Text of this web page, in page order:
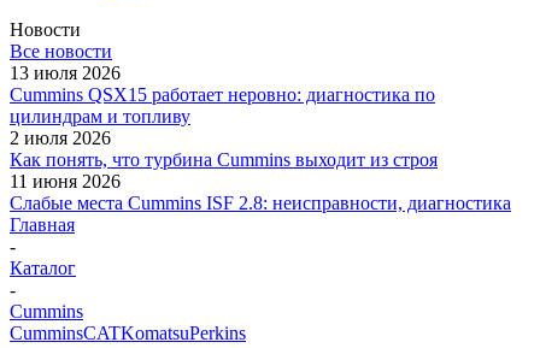
Новости
Все новости
13 июля 2026
Cummins QSX15 работает неровно: диагностика по
цилиндрам и топливу
2 июля 2026
Как понять, что турбина Cummins выходит из строя
11 июня 2026
Слабые места Cummins ISF 2.8: неисправности, диагностика
Главная
-
Каталог
-
Cummins
CumminsCATKomatsuPerkins